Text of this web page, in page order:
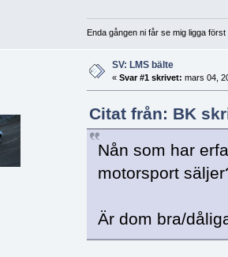
Enda gången ni får se mig ligga
SV: LMS bälte
« Svar #1 skrivet: mars 04,
Citat från: BK
Nån som har
motorsport
Är dom bra/